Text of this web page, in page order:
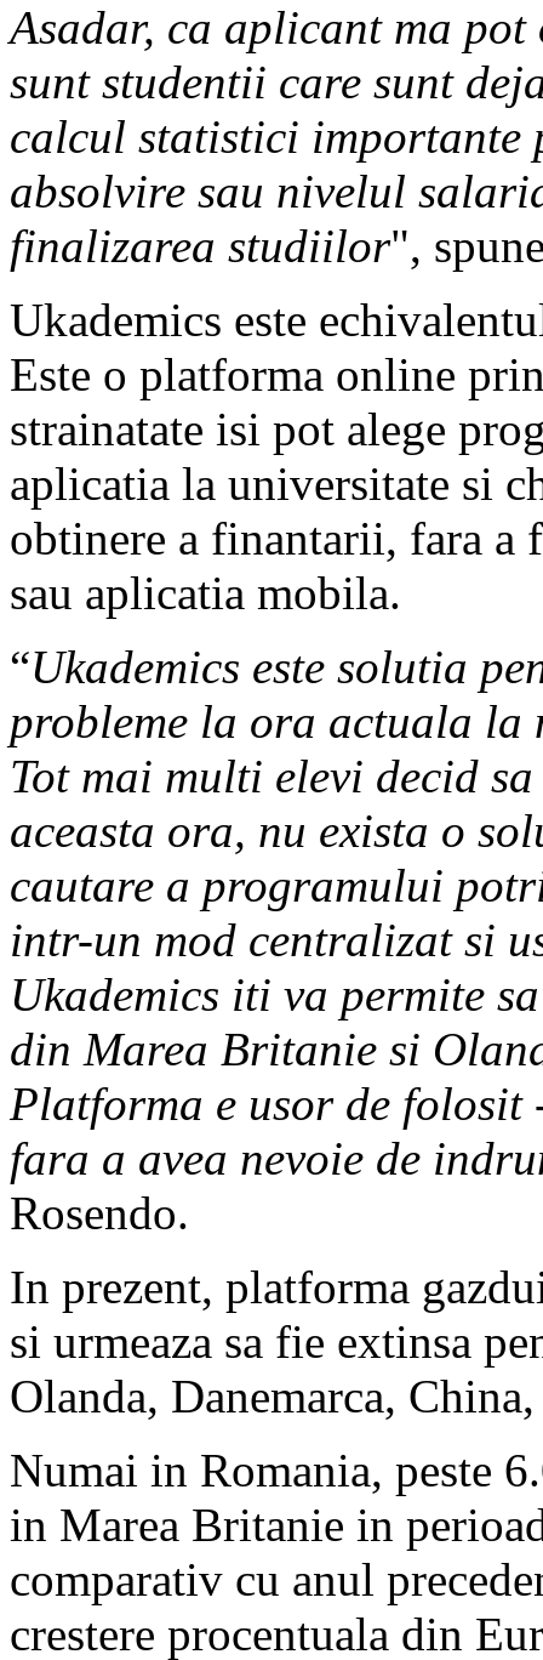
Asadar, ca aplicant ma
sunt studentii care sunt
calcul statistici importante
absolvire sau nivelul
finalizarea studiilor",
Ukademics este
Este o platforma online
strainatate isi pot alege
aplicatia la universitate si
obtinere a finantarii, fara a
sau aplicatia mobila.
“Ukademics este solutia
probleme la ora actuala la
Tot mai multi elevi decid
aceasta ora, nu exista o
cautare a programului
intr-un mod centralizat si
Ukademics iti va permite
din Marea Britanie si
Platforma e usor de
fara a avea nevoie de
Rosendo.
In prezent, platforma
si urmeaza sa fie extinsa
Olanda, Danemarca,
Numai in Romania, peste
in Marea Britanie in
comparativ cu anul
crestere procentuala din